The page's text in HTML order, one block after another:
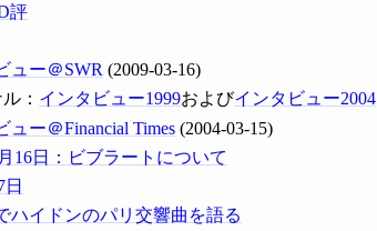
評
ュー＠SWR (2009-03-16)
： インタビュー1999およびインタビュー2004
ー＠Financial Times (2004-03-15)
16日：ビブラートについて
ハイドンのパリ交響曲を語る